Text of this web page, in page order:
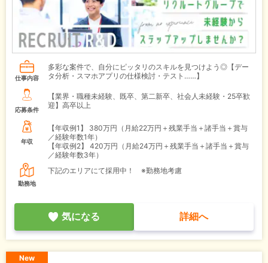
仕事内容
多彩な案件で、自分にピッタリのスキルを見つけよう◎【デー
タ分析・スマホアプリの仕様検討・テスト……】
応募条件
【業界・職種未経験、既卒、第二新卒、社会人未経験・25卒歓
迎】高卒以上
年収
【年収例1】
380万円（月給22万円＋残業手当＋諸手当＋賞与
／経験年数1年）
【年収例2】
420万円（月給24万円＋残業手当＋諸手当＋賞与
／経験年数3年）
勤務地
下記のエリアにて採用中！ ※勤務地考慮
気になる 詳細へ
New